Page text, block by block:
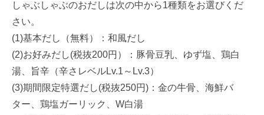
しゃぶしゃぶのおだしは次の中から1種類をお選びくだ
さい。
(1)基本だし（無料）：和風だし
(2)お好みだし(税抜200円）：豚骨豆乳、ゆず塩、鶏白
湯、旨辛（辛さレベルLv.1～Lv.3）
(3)期間限定特選だし(税抜250円)：金の牛骨、海鮮バ
ター、鶏塩ガーリック、W白湯